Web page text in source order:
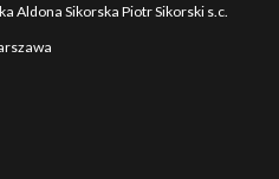
Aldona Sikorska Piotr Sikorski s.c.